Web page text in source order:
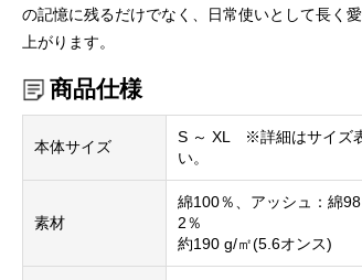
の記憶に残るだけでなく、日常使いとして長く
上がります。
商品仕様
本体サイズ
S ～ XL ※詳細はサイズ
い。
素材
綿100％、アッシュ：綿
2％
約190 g/㎡(5.6オンス)